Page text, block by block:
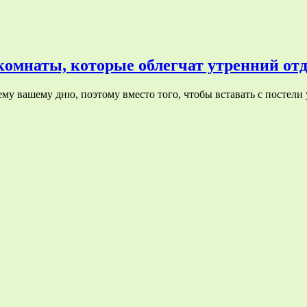
которые облегчат утренний
вашему дню, поэтому вместо того, чтобы вставать с